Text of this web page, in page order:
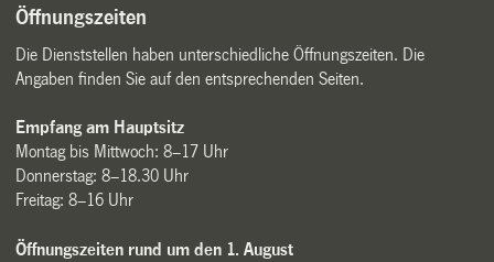
Öffnungszeiten
Die Dienststellen haben unterschiedliche Öffnungszeiten. Die
Angaben finden Sie auf den entsprechenden Seiten.
Empfang am Hauptsitz
Montag bis Mittwoch: 8–17 Uhr
Donnerstag: 8–18.30 Uhr
Freitag: 8–16 Uhr
Öffnungszeiten rund um den 1. August